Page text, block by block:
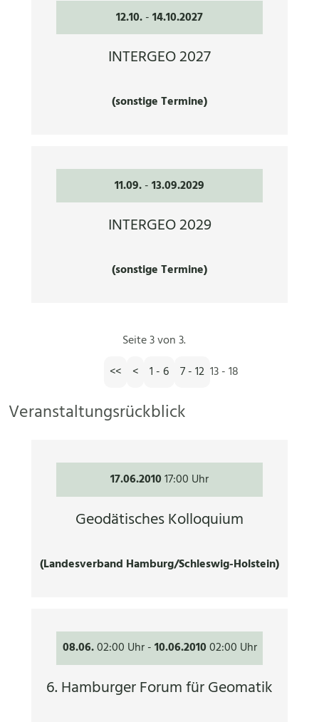
12.10.-14.10.2027
INTERGEO 2027
(sonstige Termine)
11.09.-13.09.2029
INTERGEO 2029
(sonstige Termine)
Seite 3 von 3.
<<
< 1 - 6 7 - 12 13 - 18
Veranstaltungsrückblick
17.06.201017:00 Uhr
Geodätisches Kolloquium
(Landesverband Hamburg/Schleswig-Holstein)
08.06.02:00 Uhr -10.06.201002:00 Uhr
6. Hamburger Forum für Geomatik